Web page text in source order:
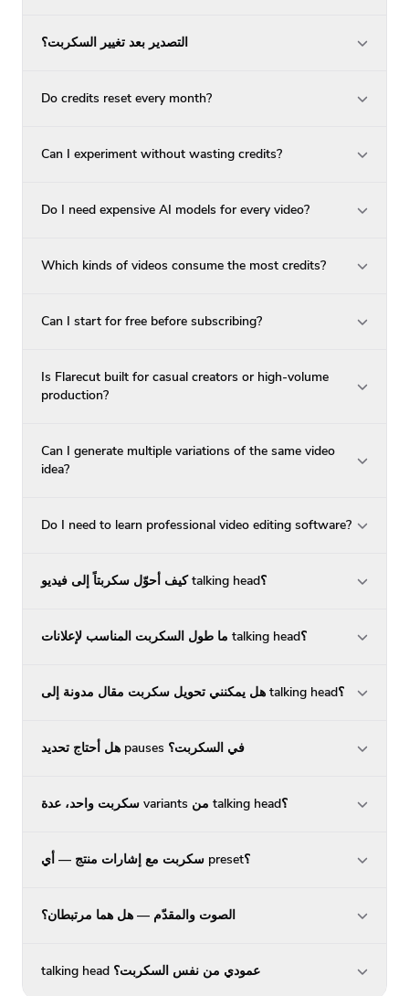
التصدير بعد تغيير السكربت؟
Do credits reset every month?
Can I experiment without wasting credits?
Do I need expensive AI models for every video?
Which kinds of videos consume the most credits?
Can I start for free before subscribing?
Is Flarecut built for casual creators or high-volume
production?
Can I generate multiple variations of the same video
idea?
Do I need to learn professional video editing software?
كيف أحوّل سكربتاً إلى فيديو talking head؟
ما طول السكربت المناسب لإعلانات talking head؟
هل يمكنني تحويل سكربت مقال مدونة إلى talking head؟
هل أحتاج تحديد pauses في السكربت؟
سكربت واحد، عدة variants من talking head؟
سكربت مع إشارات منتج — أي preset؟
الصوت والمقدّم — هل هما مرتبطان؟
talking head عمودي من نفس السكربت؟